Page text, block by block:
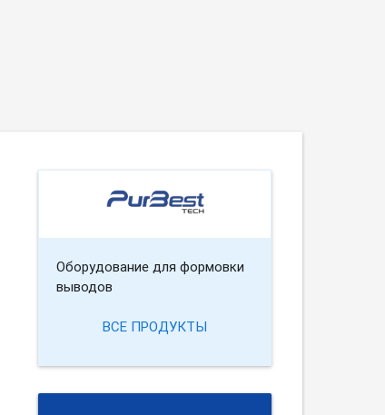
Оборудование для формовки
выводов
ВСЕ ПРОДУКТЫ